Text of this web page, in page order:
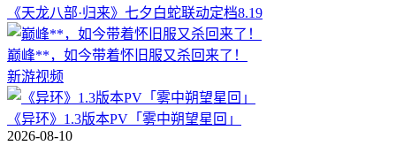
《天龙八部·归来》七夕白蛇联动定档8.19
巅峰**，如今带着怀旧服又杀回来了！
新游视频
《异环》1.3版本PV「雾中朔望星回」
2026-08-10